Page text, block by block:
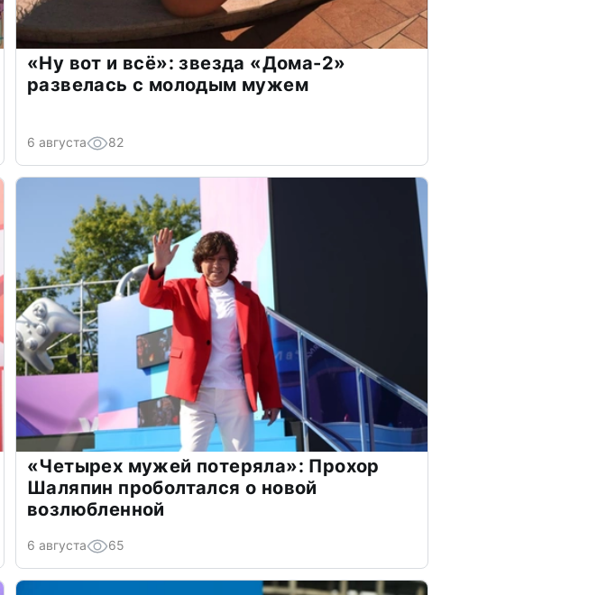
«Ну вот и всё»: звезда «Дома-2»
развелась с молодым мужем
6 августа 82
«Четырех мужей потеряла»: Прохор
Шаляпин проболтался о новой
возлюбленной
6 августа 65